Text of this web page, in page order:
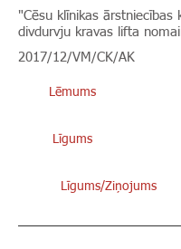
"Cēsu klīnikas ārstniecības
divdurvju kravas lifta
2017/12/VM/CK/AK
Lēmums
Līgums
Līgums/Ziņojums